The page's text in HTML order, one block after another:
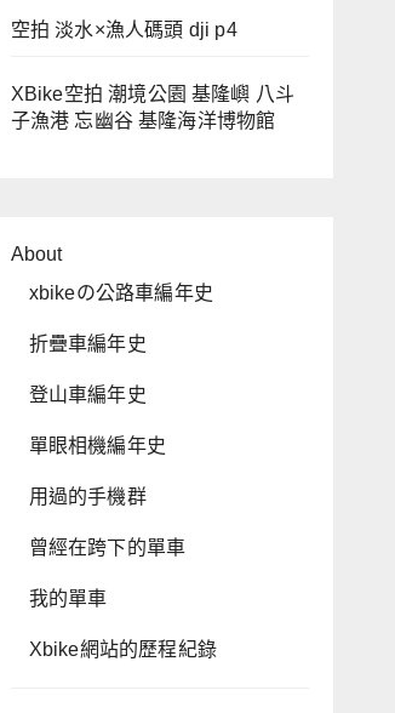
空拍 淡水×漁人碼頭 dji p4
XBike空拍 潮境公園 基隆嶼 八斗
子漁港 忘幽谷 基隆海洋博物館
About
xbikeの公路車編年史
折疊車編年史
登山車編年史
單眼相機編年史
用過的手機群
曾經在跨下的單車
我的單車
Xbike網站的歷程紀錄